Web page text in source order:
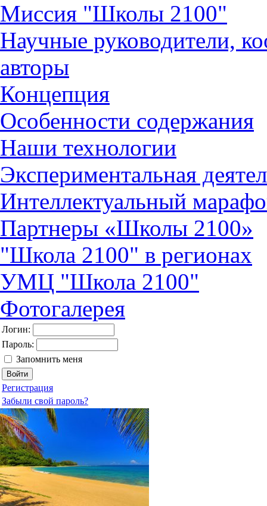
Миссия "Школы 2100"
Научные руководители,
авторы
Концепция
Особенности содержания
Наши технологии
Экспериментальная
Интеллектуальный
Партнеры «Школы 2100»
"Школа 2100" в регионах
УМЦ "Школа 2100"
Фотогалерея
Логин:
Пароль:
Запомнить меня
Регистрация
Забыли свой пароль?